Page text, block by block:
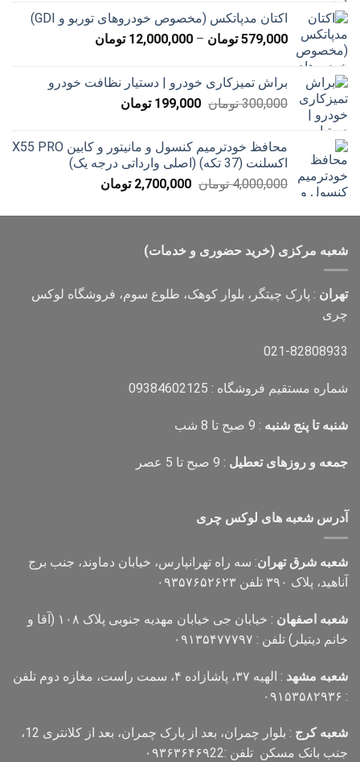
تا
20,000 تومان
اکتان مدپاتکس (مخصوص خودروهای توربو و GDI)
579,000 تومان –
12,000,000 تومان
تا
براش تمیزکاری خودرو | دستیار نظافت خودرو
300,000 تومان قیمت
بود.
199,000 تومانقیمت
است.
محافظ خودترمیم کنسول و مانیتور و کابین X55 PRO
اکسلنت (37 تکه) (اصلی وارداتی درجه یک)
4,000,000 تومان قیمت
4,000,000 تومان
2,700,000 تومانقیمت
2,700,000 تومان
شعبه مرکزی (خرید حضوری و خدمات)
تهران : پارک چیتگر، بلوار کوهک، طلوع سوم، فروشگاه لوکس
چری
021-82808933
شماره مستقیم فروشگاه : 09384602125
شنبه تا پنج شنبه : 9 صبح تا 8 شب
جمعه و روزهای تعطیل : 9 صبح تا 5 عصر
آدرس شعبه های لوکس چری
شعبه شرق تهران: سه راه تهرانپارس، خیابان دماوند، جنب برج
آناهید، پلاک ۳۹۰ تلفن ۰۹۳۵۷۶۵۲۶۲۳
شعبه اصفهان
: خیابان جی خیابان مهدیه جنوبی پلاک ۱۰۸ (آقا و
خانم دیتیلر) تلفن : ۰۹۱۳۵۴۷۷۷۹۷
شعبه مشهد
: الهیه ۳۷، پاشازاده ۴، سمت راست، مغازه دوم تلفن
: ۰۹۱۵۳۵۸۲۹۳۶
شعبه کرج
: بلوار چمران، بعد از پارک چمران، بعد از کلانتری 12،
جنب بانک مسکن تلفن :۰۹۳۶۳۶۴۶۹22